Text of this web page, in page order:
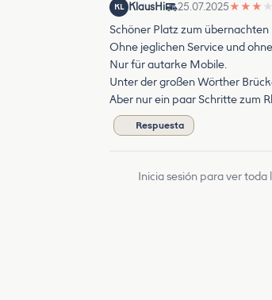
KL KlausHi 25.07.2025★ ★ ★ ★
Schöner Platz zum übernachten
Ohne jeglichen Service und
Nur für autarke Mobile.
Unter der großen Wörther
Aber nur ein paar Schritte zum
Respuesta
Inicia sesión para ver toda